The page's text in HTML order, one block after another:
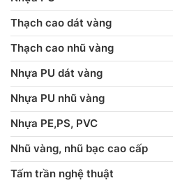
Thạch cao dát vàng
Thạch cao nhũ vàng
Nhựa PU dát vàng
Nhựa PU nhũ vàng
Nhựa PE,PS, PVC
Nhũ vàng, nhũ bạc cao cấp
Tấm trần nghệ thuật